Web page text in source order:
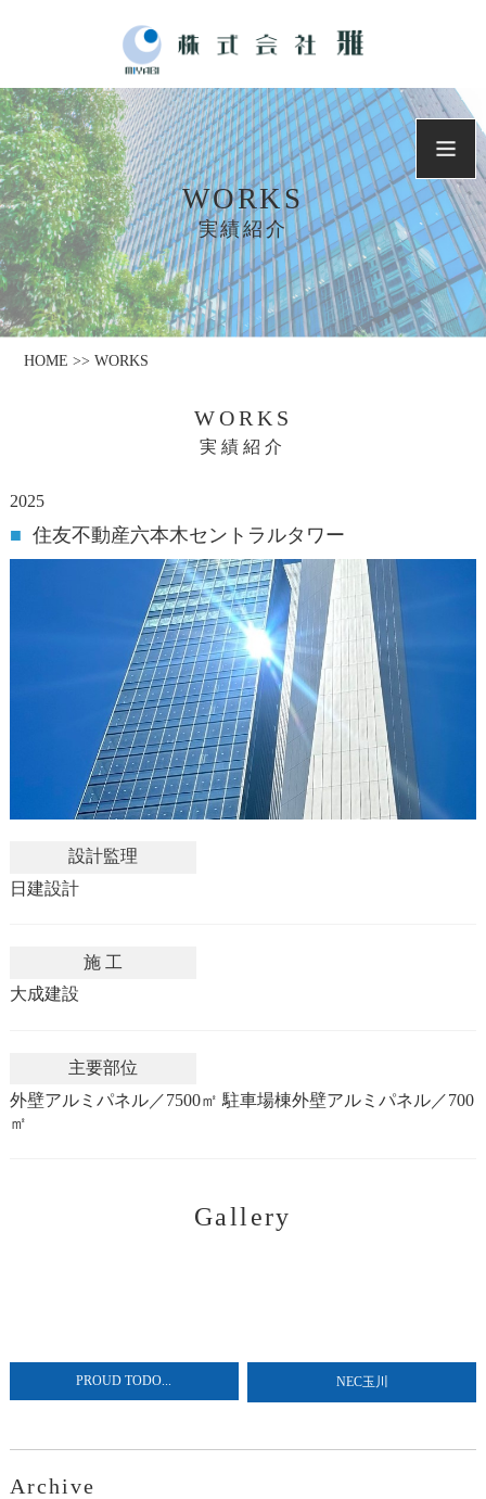
WORKS
実績紹介
HOME >> WORKS
WORKS
実績紹介
2025
■ 住友不動産六本木セントラルタワー
設計監理
日建設計
施 工
大成建設
主要部位
外壁アルミパネル／7500㎡ 駐車場棟外壁アルミパネル／700
㎡
Gallery
PROUD TODO... NEC玉川
Archive